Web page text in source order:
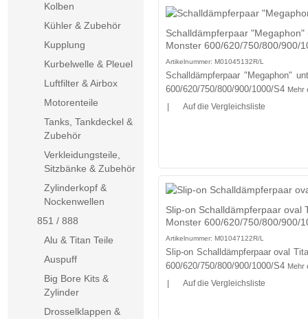
Schalldämpferpaar
Monster 600/620/750/800/900/
Artikelnummer: M01045132R/L
Schalldämpferpaar "Megaphon"
600/620/750/800/900/1000/S4 Mehr
Auf die Vergleichsliste
Slip-on Schalldämpferpaar oval
Monster 600/620/750/800/900/
Artikelnummer: M01047122R/L
Slip-on Schalldämpferpaar oval
600/620/750/800/900/1000/S4 Mehr
Auf die Vergleichsliste
Kolben
Kühler & Zubehör
Kupplung
Kurbelwelle & Pleuel
Luftfilter & Airbox
Motorenteile
Tanks, Tankdeckel &
Zubehör
Verkleidungsteile,
Sitzbänke & Zubehör
Zylinderkopf &
Nockenwellen
851 / 888
Alu & Titan Teile
Auspuff
Big Bore Kits &
Zylinder
Drosselklappen &